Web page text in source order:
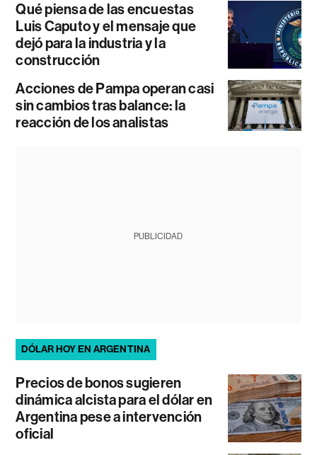
Qué piensa de las encuestas
Luis Caputo y el mensaje que
dejó para la industria y la
construcción
Acciones de Pampa operan casi
sin cambios tras balance: la
reacción de los analistas
PUBLICIDAD
DÓLAR HOY EN ARGENTINA
Precios de bonos sugieren
dinámica alcista para el dólar en
Argentina pese a intervención
oficial